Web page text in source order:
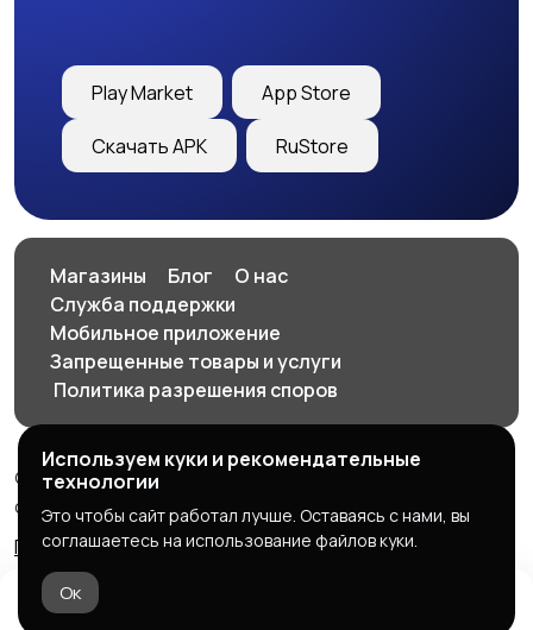
Play Market App Store
Скачать APK RuStore
Магазины Блог
О нас
Служба поддержки
Мобильное приложение
Запрещенные товары и услуги
️ Политика разрешения споров
© 2026 SellClick - доска частных и коммерческих
объявлений
Правила сервиса
Политика конфиденциальности
Используем куки и рекомендательные
технологии
Это чтобы сайт работал лучше. Оставаясь с нами, вы
соглашаетесь на использование файлов куки.
Ок